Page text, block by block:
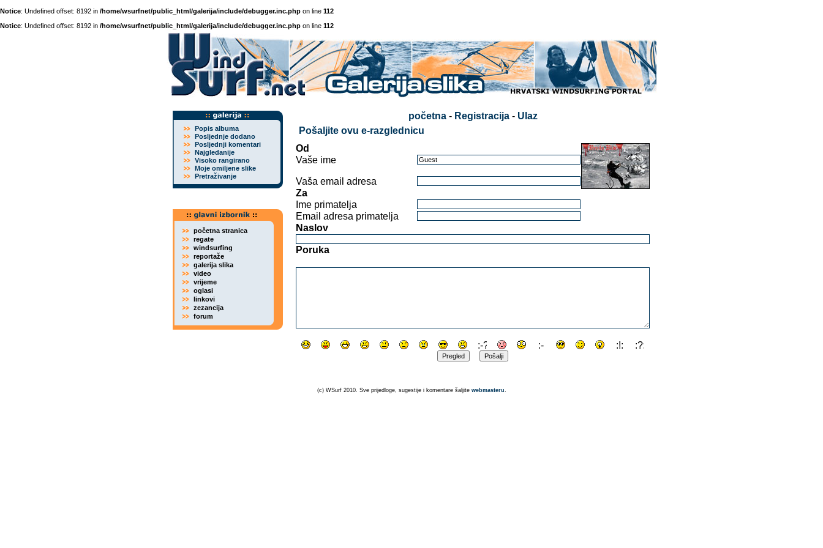
Notice: Undefined offset: 8192 in /home/wsurfnet/public_html/galerija/include/debugger.inc.php on line 112
Notice: Undefined offset: 8192 in /home/wsurfnet/public_html/galerija/include/debugger.inc.php on line 112
Popis albuma
Posljednje dodano
Posljednji komentari
Najgledanije
Visoko rangirano
Moje omiljene slike
Pretraživanje
početna stranica
regate
windsurfing
reportaže
galerija slika
video
vrijeme
oglasi
linkovi
zezancija
forum
početna- Registracija- Ulaz
Pošaljite ovu e-razglednicu
Od
Vaše ime
Vaša email adresa
Za
Ime primatelja
Email adresa primatelja
Naslov
Poruka
(c) WSurf 2010. Sve prijedloge, sugestije i komentare šaljite webmasteru